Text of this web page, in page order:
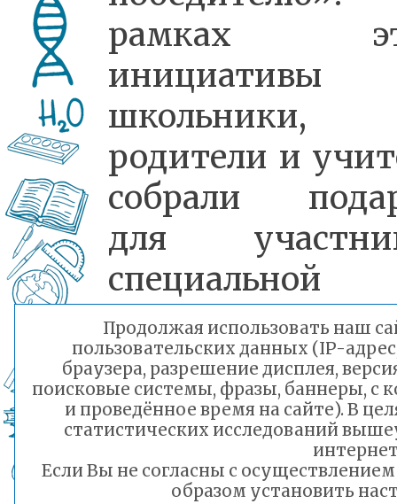
рамках
инициативы
школьники,
родители и
собрали
для
специальной
военной
(СВО).
В течение
были
Продолжая использовать наш
пользовательских данных (IP-
браузера, разрешение дисплея,
поисковые системы, фразы, баннеры, с
и проведённое время на сайте). В
статистических исследований
Если Вы не согласны с
образом установить